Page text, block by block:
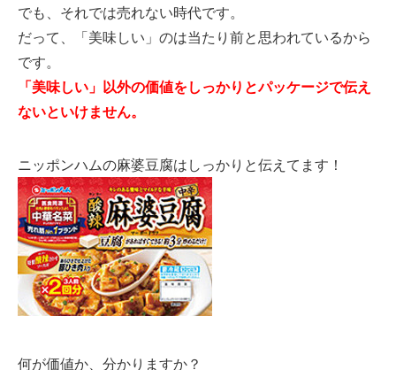
でも、それでは売れない時代です。
だって、「美味しい」のは当たり前と思われているから
です。
「美味しい」以外の価値をしっかりとパッケージで伝え
ないといけません。
ニッポンハムの麻婆豆腐はしっかりと伝えてます！
何が価値か、分かりますか？